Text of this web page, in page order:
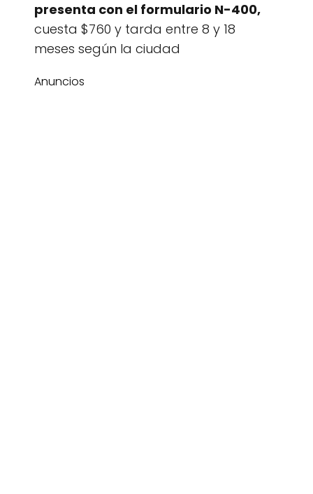
presenta con el formulario N-400,
cuesta $760 y tarda entre 8 y 18
meses según la ciudad
Anuncios